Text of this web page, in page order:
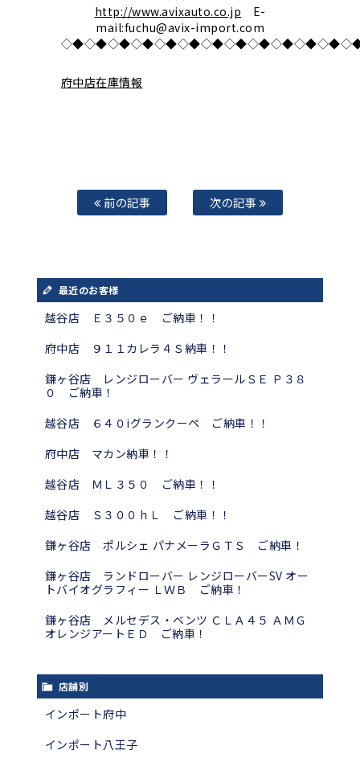
http://www.avixauto.co.jp E-
mail:fuchu@avix-import.com
府中店在庫情報
前の記事 次の記事
最近のお客様
越谷店 Ｅ３５０ｅ ご納車！！
府中店 ９１１カレラ４Ｓ納車！！
鎌ヶ谷店 レンジローバー ヴェラールＳＥ Ｐ３８
０ ご納車！
越谷店 ６４０iグランクーペ ご納車！！
府中店 マカン納車！！
越谷店 ＭＬ３５０ ご納車！！
越谷店 Ｓ３００ｈＬ ご納車！！
鎌ヶ谷店 ポルシェ パナメーラＧＴＳ ご納車！
鎌ヶ谷店 ランドローバー レンジローバーSV オー
トバイオグラフィー ＬＷＢ ご納車！
鎌ヶ谷店 メルセデス・ベンツ ＣＬＡ４５ ＡＭＧ
オレンジアートＥＤ ご納車！
店舗別
インポート府中
インポート八王子